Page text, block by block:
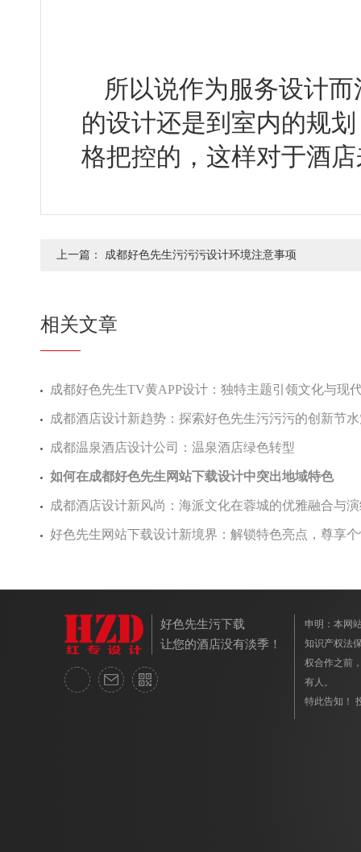
所以说作为服务设计而
的设计还是到室内的规划
格把控的，这样对于
上一篇： 成都好色先生污污污设计环境注意事项
相关文章
成都好色先生TV黄APP设计：独特主题引领文化与现
成都酒店设计新趋势：探索好色先生污污污的创新节
成都温泉酒店设计公司：温泉酒店绿色转型
如何在成都好色先生网站下载设计中突出地域特色
成都酒店设计新风尚：海派文化在蓉城的优雅融合与
好色先生网站下载设计新境界：解锁特色亮点，尊享
好色先生污下载
让您的酒店没有淡季！
申明：本
知识产权法保
权合作之前
有人。
特此告知！